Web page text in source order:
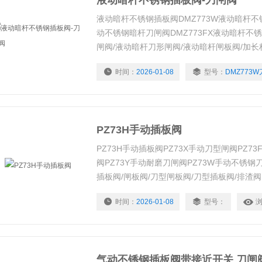
液动暗杆不锈钢插板阀DMZ773W液动暗杆
动不锈钢暗杆刀闸阀DMZ773FX液动暗杆不
闸阀/液动暗杆刀形闸阀/液动暗杆闸板阀/加
或四氟的软密封。在开启和关闭的过程中，
时间： 2026-01-08 型号： DMZ773W
PZ73H手动插板阀
PZ73H手动插板阀PZ73X手动刀型闸阀
阀PZ73Y手动耐磨刀闸阀PZ73W手动不锈钢
插板阀/闸板阀/刀型闸板阀/刀型插板阀/排渣
的浆液输送，到、卫生、医药等专业管道。
时间： 2026-01-08 型号：
气动不锈钢插板阀带接近开关 刀闸